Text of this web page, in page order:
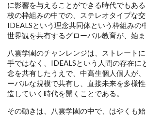
に影響を与えることができる時代でもあ
校の枠組みの中での、ステレオタイプな交
IDEALSという理念共同体という枠組みの
世界観を共有するグローバル教育が、始ま
八雲学園のチャンレンジは、ストレート
手ではなく、IDEALSという人間の存在に
念を共有したうえで、中高生個人個人が
ーバルな規模で共有し、直接未来を多様
造していく時代を開くことである。
その動きは、八雲学園の中で、はやくも